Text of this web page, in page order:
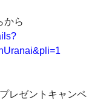
から
レゼントキャンペ